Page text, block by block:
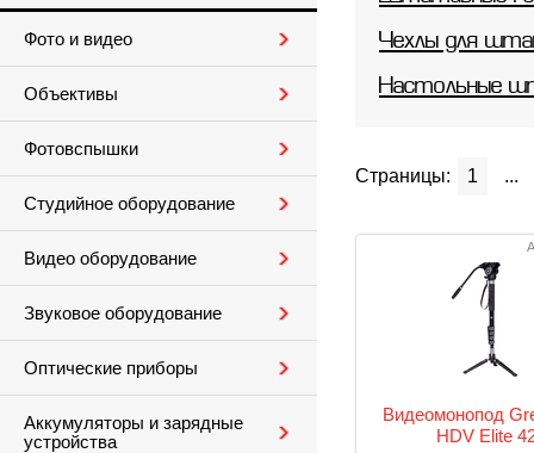
Фото и видео
Объективы
Фотовспышки
Студийное оборудование
Видео оборудование
Звуковое оборудование
Оптические приборы
Аккумуляторы и зарядные
устройства
Чехлы для
Настольные
Страницы: 1 ...
Видеомонопод
HDV Elite